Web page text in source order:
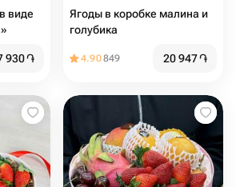
виде
930֏
Ягоды в коробке малина и
голубика
4.90849 20 947֏